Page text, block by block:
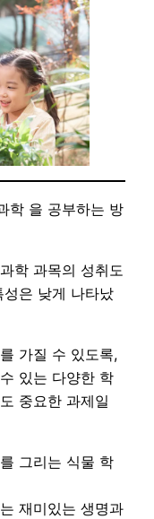
학 을 공부하는 방
학 과목의 성취도
은 낮게 나타났
가질 수 있도록,
있는 다양한 학
중요한 과제일
그리는 식물 학
재미있는 생명과